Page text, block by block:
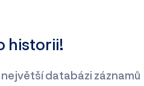
historii!
největší databázi záznamů